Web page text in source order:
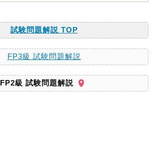
試験問題解説 TOP
FP3級 試験問題解説
FP2級 試験問題解説